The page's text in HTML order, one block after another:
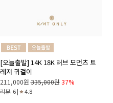
[오늘출발] 14K 18K 러브 모먼츠 트
레져 귀걸이
211,000원 335,000원 37%
리뷰: 6 | 4.8